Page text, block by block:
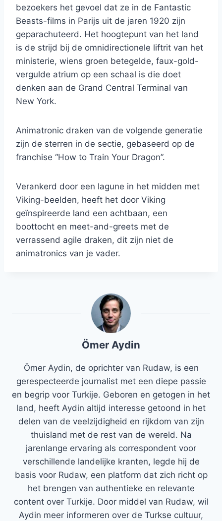
bezoekers het gevoel dat ze in de Fantastic
Beasts-films in Parijs uit de jaren 1920 zijn
geparachuteerd. Het hoogtepunt van het land
is de strijd bij de omnidirectionele liftrit van het
ministerie, wiens groen betegelde, faux-gold-
vergulde atrium op een schaal is die doet
denken aan de Grand Central Terminal van
New York.
Animatronic draken van de volgende generatie
zijn de sterren in de sectie, gebaseerd op de
franchise “How to Train Your Dragon”.
Verankerd door een lagune in het midden met
Viking-beelden, heeft het door Viking
geïnspireerde land een achtbaan, een
boottocht en meet-and-greets met de
verrassend agile draken, dit zijn niet de
animatronics van je vader.
Ömer Aydin
Ömer Aydin, de oprichter van Rudaw, is een
gerespecteerde journalist met een diepe passie
en begrip voor Turkije. Geboren en getogen in het
land, heeft Aydin altijd interesse getoond in het
delen van de veelzijdigheid en rijkdom van zijn
thuisland met de rest van de wereld. Na
jarenlange ervaring als correspondent voor
verschillende landelijke kranten, legde hij de
basis voor Rudaw, een platform dat zich richt op
het brengen van authentieke en relevante
content over Turkije. Door middel van Rudaw, wil
Aydin meer informeren over de Turkse cultuur,